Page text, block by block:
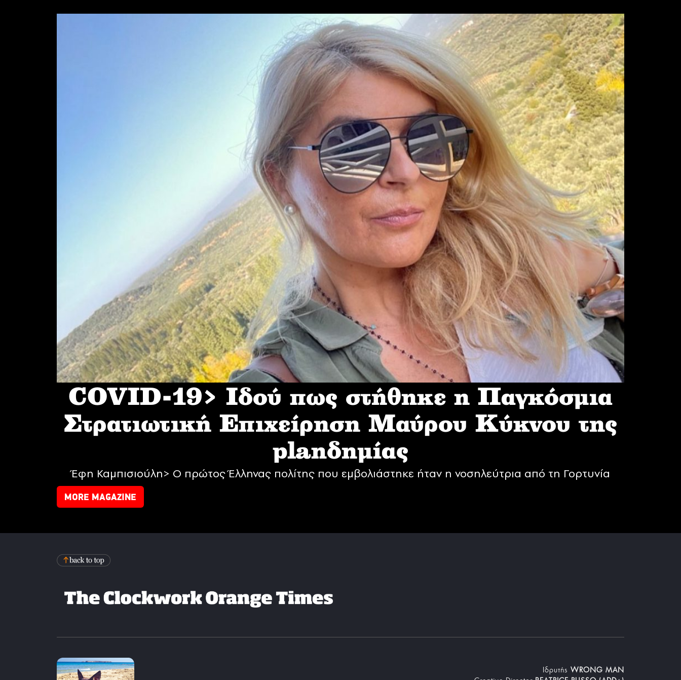
COVID-19> Iδού πως στήθηκε η Παγκόσμια
Στρατιωτική Επιχείρηση Mαύρου Κύκνου της
planδημίας
Έφη Καμπισιούλη> Ο πρώτος Έλληνας πολίτης που εμβολιάστηκε ήταν η νοσηλεύτρια από τη Γορτυνία
MORE MAGAZINE
Iδρυτής WRONG MAN